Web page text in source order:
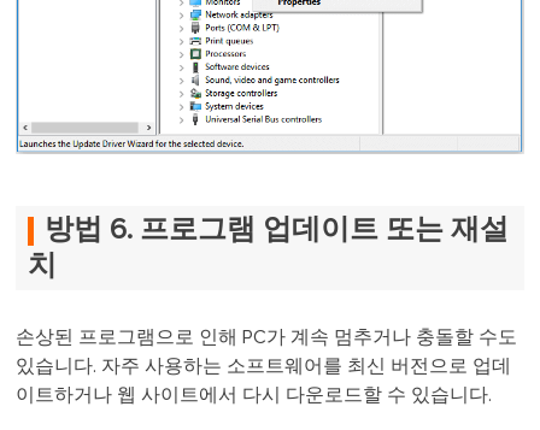
방법 6. 프로그램 업데이트 또는 재설
치
손상된 프로그램으로 인해 PC가 계속 멈추거나 충돌할 수도
있습니다. 자주 사용하는 소프트웨어를 최신 버전으로 업데
이트하거나 웹 사이트에서 다시 다운로드할 수 있습니다.